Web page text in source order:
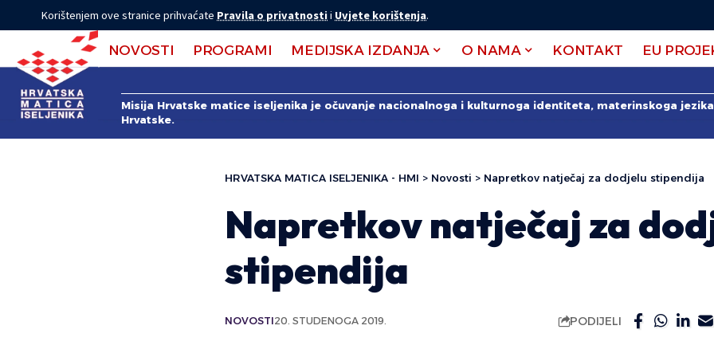
Korištenjem ove stranice prihvaćate Pravila o privatnostii Uvjete korištenja.
NOVOSTI PROGRAMI MEDIJSKA IZDANJA O NAMA KONTAKT EU
Misija Hrvatske matice iseljenika je očuvanje nacionalnoga i kulturnoga identiteta, materinskoga
Hrvatske.
HRVATSKA MATICA ISELJENIKA - HMI > Novosti > Napretkov natječaj za dodjelu stipendija
Napretkov natječaj za
stipendija
NOVOSTI20. STUDENOGA 2019. PODIJELI